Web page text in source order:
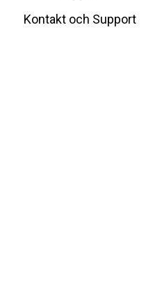
Kontakt och Support